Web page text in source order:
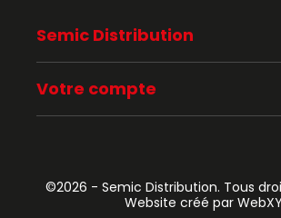
Semic Distribution
Votre compte
©2026 - Semic Distribution. Tous
Website créé par WebXY